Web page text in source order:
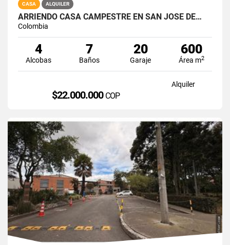
CASA ALQUILER
ARRIENDO CASA CAMPESTRE EN SAN JOSE DE…
Colombia
4
Alcobas
7
Baños
20
Garaje
600
Área m2
Alquiler
$22.000.000 COP